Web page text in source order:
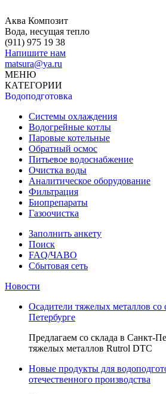
Аква Композит
Вода, несущая тепло
(911) 975 19 38
Напишите нам
matsura@ya.ru
МЕНЮ
КАТЕГОРИИ
Водоподготовка
Системы охлаждения
Водогрейные котлы
Паровые котельные
Обратный осмос
Питьевое водоснабжение
Очистка воды
Аналитическое оборудование
Фильтрация
Биопрепараты
Газоочистка
Заполнить анкету
Поиск
FAQ/ЧАВО
Сбытовая сеть
Новости
Осадители тяжелых металлов со
Петербурге
Предлагаем со склада в Санкт-
тяжелых металлов Rutrol DTC
Новые продукты для
отечественного производства